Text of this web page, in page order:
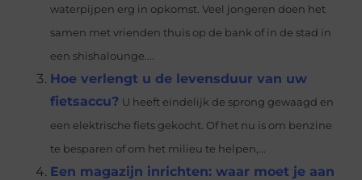
waterpijpen erg in opkomst. Veel jongeren doen het
samen met vrienden thuis op de bank of in de stad in
een shishalounge....
Hoe verlengt u de levensduur van uw
fietsaccu? U heeft eindelijk de sprong gewaagd en
een elektrische fiets gekocht. Of het nu is om benzine
te besparen of om het milieu te helpen,...
Een magazijn inrichten: waar moet je aan